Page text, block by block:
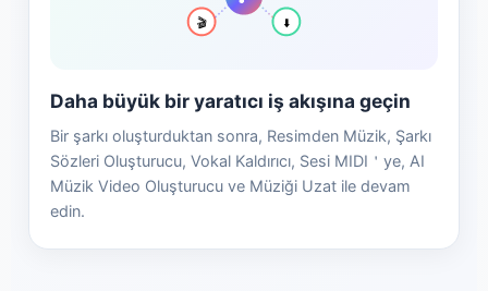
🎬 ⬇️
Daha büyük bir yaratıcı iş akışına geçin
Bir şarkı oluşturduktan sonra, Resimden Müzik, Şarkı
Sözleri Oluşturucu, Vokal Kaldırıcı, Sesi MIDI＇ye, AI
Müzik Video Oluşturucu ve Müziği Uzat ile devam
edin.